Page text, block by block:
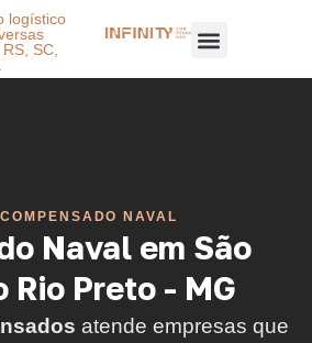
logístico
SC,
NAVAL
Naval em São
Rio Preto - MG
atende empresas que